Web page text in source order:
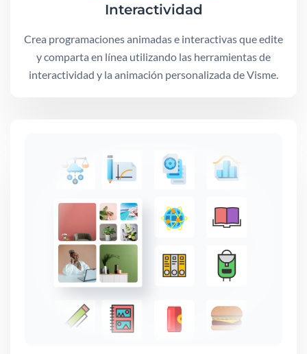
Interactividad
Crea programaciones animadas e interactivas que edite
y comparta en línea utilizando las herramientas de
interactividad y la animación personalizada de Visme.